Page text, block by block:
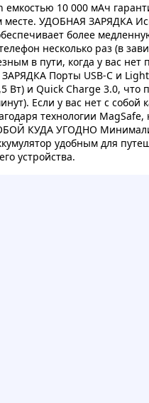
10 000 мАч
УДОБНАЯ ЗАРЯДКА
более
несколько раз (в
в пути, когда у вас нет
Порты USB-C и
Вт) и Quick Charge 3.0, что
Если у вас нет с
технологии MagSafe,
КУДА УГОДНО
удобным для
устройства.